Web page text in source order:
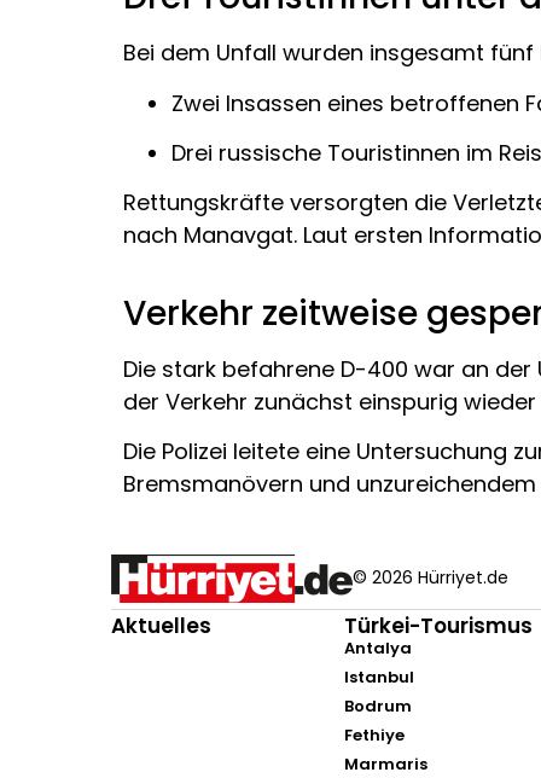
Bei dem Unfall wurden insgesamt fünf
Zwei Insassen eines betroffenen
Drei russische Touristinnen im
Rettungskräfte versorgten die
nach Manavgat. Laut ersten
Verkehr zeitweise
Die stark befahrene D-400 war an
der Verkehr zunächst einspurig
Die Polizei leitete eine Untersuchung
Bremsmanövern und
© 2026 Hürriyet.de
Aktuelles Türkei-Tourismus
Antalya
Istanbul
Bodrum
Fethiye
Marmaris